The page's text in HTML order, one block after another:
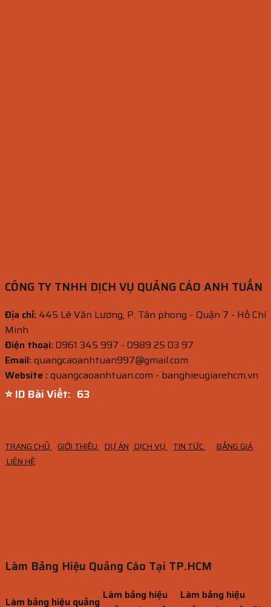
CÔNG TY TNHH DỊCH VỤ QUẢNG CÁO ANH TUẤN
Địa chỉ: 445 Lê Văn Lương, P. Tân phong - Quận 7 - Hồ Chí
Minh
Điện thoại:0961 345 997 - 0989 25 03 97
Email:quangcaoanhtuan997@gmail.com
Website :quangcaoanhtuan.com - banghieugiarehcm.vn
⭐ ID Bài Viết: 62
TRANG CHỦ GIỚI THIỆU DỰ ÁN DỊCH VỤ TIN TỨC
BẢNG GIÁ
LIÊN HỆ
Làm Bảng Hiệu Quảng Cáo Tại TP.HCM
Làm bảng hiệu quảng Làm bảng hiệu
Làm bảng hiệu